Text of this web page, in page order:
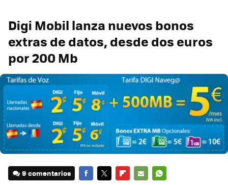
Digi Mobil lanza nuevos bonos
extras de datos, desde dos euros
por 200 Mb
9 comentarios